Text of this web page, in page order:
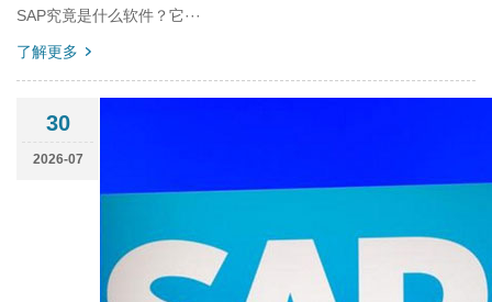
SAP究竟是什么软件？它···
了解更多
30
2026-07